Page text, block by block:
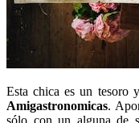
Esta chica es un tesoro
Amigastronomicas.
sólo con un alguna de